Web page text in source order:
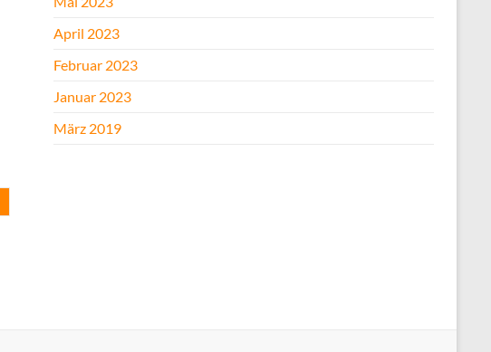
April 2023
Februar 2023
Januar 2023
März 2019